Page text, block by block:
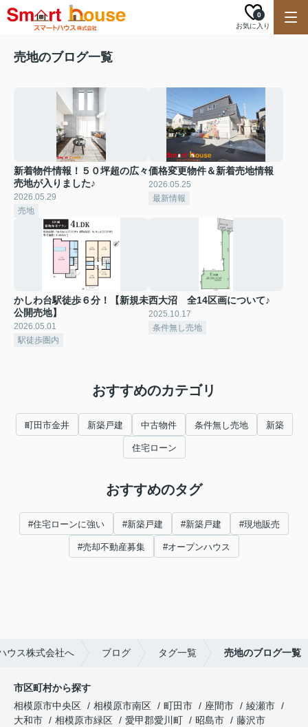
お気に入り
0
売地のブログ一覧
新着物件情報！５０坪超の広々
売地が入りました♪
2026.05.29
売地
価格変更物件＆新着売地情報
2026.05.25
最新情報
かしわ台駅徒歩６分！【新規未
公開売地】
2026.05.01
駅徒歩圏内
西大沼 全14区画について♪
2025.10.17
条件無し売地
おすすめのカテゴリ
町田市金井 新築戸建 中古物件 条件無し売地 新築
住宅ローン
おすすめのタグ
#住宅ローンに強い #新築戸建 #新築戸建 #現地販売
#売却不動産募集 #オープンハウス
ウス株式会社へ ブログ タグ一覧 売地のブログ一覧
市区町村から探す
相模原市中央区
相模原市南区 町田市 座間市
綾瀬市
大和市
相模原市緑区 愛甲郡愛川町 昭島市
藤沢市